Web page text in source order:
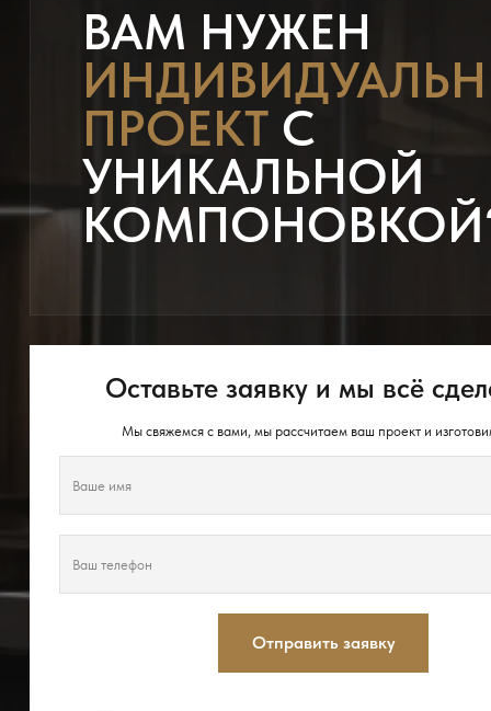
ВАМ НУЖЕН
ПРОЕКТС
УНИКАЛЬНОЙ
Оставьте заявку и мы всё
Мы свяжемся с вами, мы рассчитаем ваш проект и
Отправить заявку